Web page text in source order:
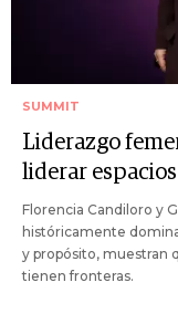
SUMMIT
Liderazgo
liderar
Florencia Candiloro y
históricamente
y propósito, muestran
tienen fronteras.